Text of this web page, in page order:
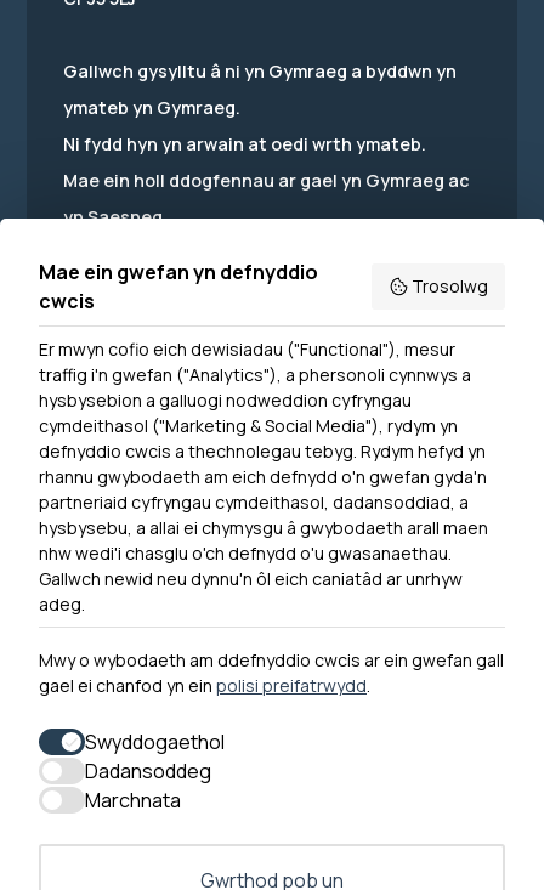
Dewislen Troedyn
Newyddion
Ymuno â ni
Hygyrchedd
Hysbysiad Preifatrwydd
Cysylltu â ni
0300 790 0203 Mae ein llinell ffôn ar agor rhwng 10yb-
4yp Dydd Llun - Dydd Gwener
Gallwch gysylltu â ni yn Gymraeg a byddwn yn
ymateb yn Gymraeg.
Ni fydd hyn yn arwain at oedi wrth ymateb.
Mae ein holl ddogfennau ar gael yn Gymraeg ac
yn Saesneg.
Powered by Translate
Mae ein gwefan yn defnyddio
cwcis
Trosolwg
Er mwyn cofio eich dewisiadau ("Functional"), mesur
traffig i'n gwefan ("Analytics"), a phersonoli cynnwys a
hysbysebion a galluogi nodweddion cyfryngau
cymdeithasol ("Marketing & Social Media"), rydym yn
defnyddio cwcis a thechnolegau tebyg. Rydym hefyd yn
rhannu gwybodaeth am eich defnydd o'n gwefan gyda'n
partneriaid cyfryngau cymdeithasol, dadansoddiad, a
hysbysebu, a allai ei chymysgu â gwybodaeth arall maen
nhw wedi'i chasglu o'ch defnydd o'u gwasanaethau.
Gallwch newid neu dynnu'n ôl eich caniatâd ar unrhyw
adeg.
Mwy o wybodaeth am ddefnyddio cwcis ar ein gwefan gall
gael ei chanfod yn ein polisi preifatrwydd.
Swyddogaethol
Dadansoddeg
Marchnata
Gwrthod pob un